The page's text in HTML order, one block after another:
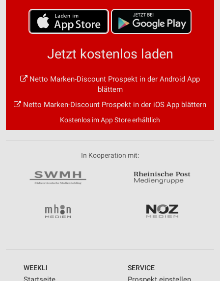
Jetzt kostenlos laden
Netto Marken-Discount Prospekt in der Android App
blättern
Netto Marken-Discount Prospekt in der iOS App blättern
Kostenlos im App Store erhältlich
In Kooperation mit:
WEEKLI SERVICE